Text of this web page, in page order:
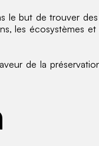
le but de trouver
les écosystèmes
de la